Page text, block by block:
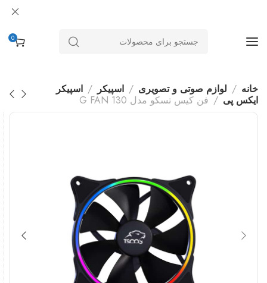
0
خانه لوازم صوتی و تصویری اسپیکر
اسپیکر
ایکس پی
فن کیس تسکو مدل G FAN 130